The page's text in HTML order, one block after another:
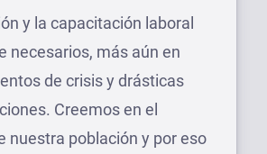
y la capacitación laboral
necesarios, más aún en
de crisis y drásticas
Creemos en el
nuestra población y por eso